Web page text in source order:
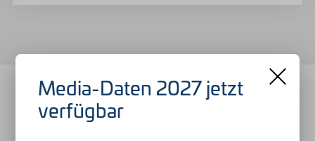
Media-Daten 2027 jetzt
verfügbar